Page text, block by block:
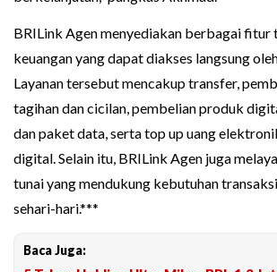
BRILink Agen menyediakan berbagai fitur
keuangan yang dapat diakses langsung
Layanan tersebut mencakup transfer,
tagihan dan cicilan, pembelian produk
dan paket data, serta top up uang
digital. Selain itu, BRILink Agen juga
tunai yang mendukung kebutuhan
sehari-hari.***
Baca Juga: